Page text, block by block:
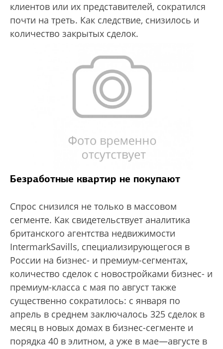
клиентов или их представителей, сократился
почти на треть. Как следствие, снизилось и
количество закрытых сделок.
Безработные квартир не покупают
Спрос снизился не только в массовом
сегменте. Как свидетельствует аналитика
британского агентства недвижимости
IntermarkSavills, специализирующегося в
России на бизнес- и премиум-сегментах,
количество сделок с новостройками бизнес- и
премиум-класса с мая по август также
существенно сократилось: с января по
апрель в среднем заключалось 325 сделок в
месяц в новых домах в бизнес-сегменте и
порядка 40 в элитном, а уже в мае—августе в